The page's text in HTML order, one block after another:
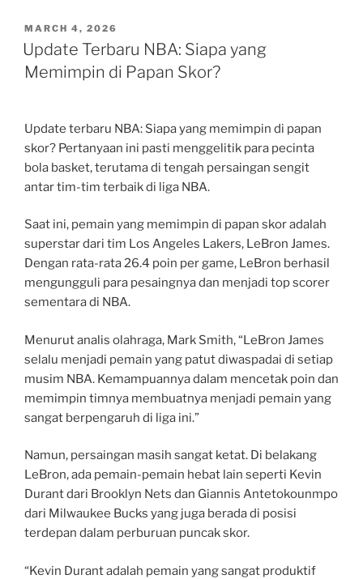
POSTED
ON
MARCH 4, 2026
Update Terbaru NBA: Siapa yang
Memimpin di Papan Skor?
Update terbaru NBA: Siapa yang memimpin di papan
skor? Pertanyaan ini pasti menggelitik para pecinta
bola basket, terutama di tengah persaingan sengit
antar tim-tim terbaik di liga NBA.
Saat ini, pemain yang memimpin di papan skor adalah
superstar dari tim Los Angeles Lakers, LeBron James.
Dengan rata-rata 26.4 poin per game, LeBron berhasil
mengungguli para pesaingnya dan menjadi top scorer
sementara di NBA.
Menurut analis olahraga, Mark Smith, “LeBron James
selalu menjadi pemain yang patut diwaspadai di setiap
musim NBA. Kemampuannya dalam mencetak poin dan
memimpin timnya membuatnya menjadi pemain yang
sangat berpengaruh di liga ini.”
Namun, persaingan masih sangat ketat. Di belakang
LeBron, ada pemain-pemain hebat lain seperti Kevin
Durant dari Brooklyn Nets dan Giannis Antetokounmpo
dari Milwaukee Bucks yang juga berada di posisi
terdepan dalam perburuan puncak skor.
“Kevin Durant adalah pemain yang sangat produktif